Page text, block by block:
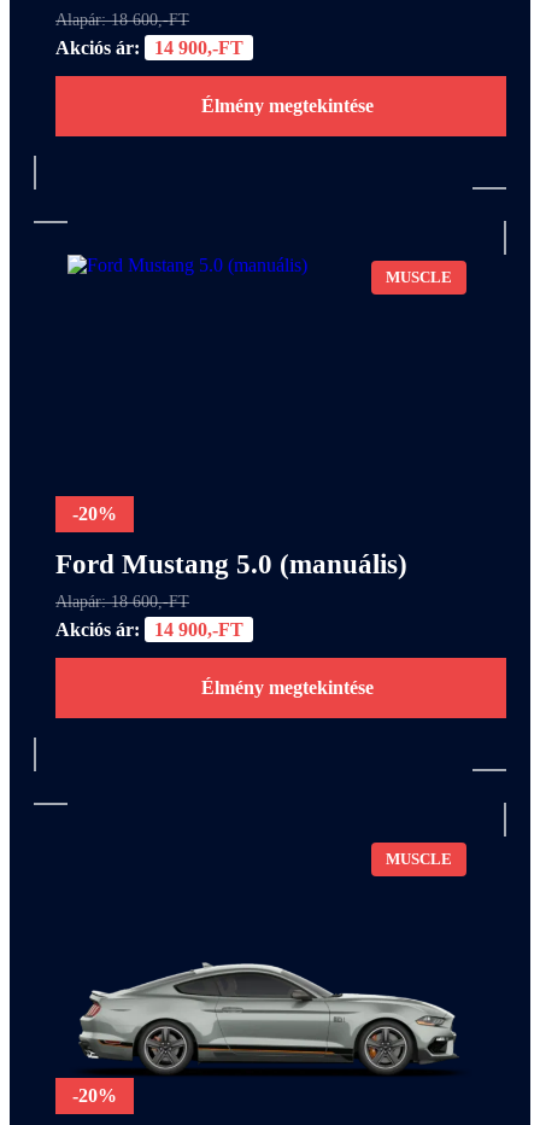
Alapár: 18 600,-FT
Akciós ár: 14 900,-FT
Élmény megtekintése
MUSCLE
-20%
Ford Mustang 5.0 (manuális)
Alapár: 18 600,-FT
Akciós ár: 14 900,-FT
Élmény megtekintése
MUSCLE
-20%